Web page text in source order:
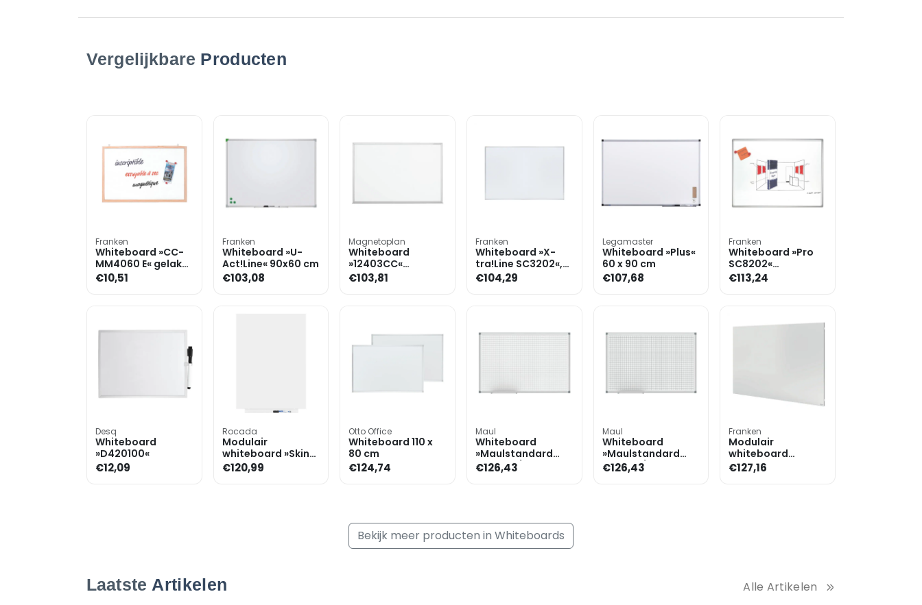
Vergelijkbare Producten
Franken
Whiteboard »CC-
MM4060 E« gelakt,
60 x 40 cm
€10,51
Franken
Whiteboard »U-
Act!Line« 90x60 cm
€103,08
Magnetoplan
Whiteboard
»12403CC«
geëmailleerd, 90 x
60 cm
€103,81
Franken
Whiteboard »X-
tra!Line SC3202«,
geëmailleerd, 90 x
60 cm
€104,29
Legamaster
Whiteboard »Plus«
60 x 90 cm
€107,68
Franken
Whiteboard »Pro
SC8202«
geëmailleerd, 90 x
60 cm
€113,24
Desq
Whiteboard
»D420100«
€12,09
Rocada
Modulair
whiteboard »Skin«
55x75 cm
€120,99
Otto Office
Whiteboard 110 x
80 cm
€124,74
Maul
Whiteboard
»Maulstandard
Raster 2/2 cm
6465284«
€126,43
Maul
Whiteboard
»Maulstandard
Raster 1/1 cm
6465084«
€126,43
Franken
Modulair
whiteboard
»Infinity« 90 x 60
€127,16
Bekijk meer producten in Whiteboards
Laatste Artikelen Alle Artikelen